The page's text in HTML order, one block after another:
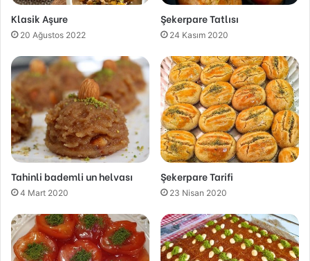
Klasik Aşure
20 Ağustos 2022
Şekerpare Tatlısı
24 Kasım 2020
Tahinli bademli un helvası
4 Mart 2020
Şekerpare Tarifi
23 Nisan 2020